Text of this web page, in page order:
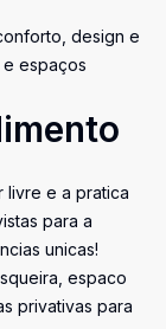
design e
espaços
livre e a pratica
para a
unicas!
espaco
privativas para